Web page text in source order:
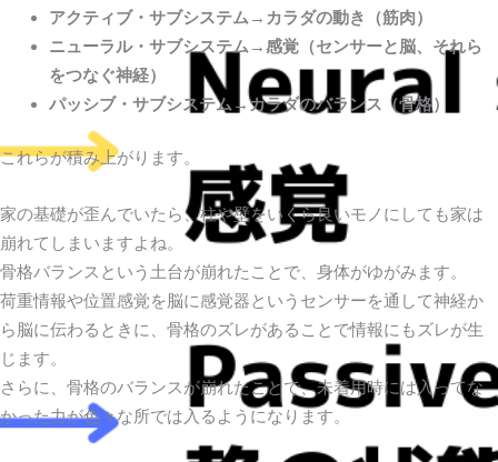
アクティブ・サブシステム→カラダの動き（筋肉）
ニューラル・サブシステム→感覚（センサーと脳、それら
をつなぐ神経）
パッシブ・サブシステム→カラダのバランス（骨格）
これらが積み上がります。
家の基礎が歪んでいたら、柱や壁をいくら良いモノにしても家は
崩れてしまいますよね。
骨格バランスという土台が崩れたことで、身体がゆがみます。
荷重情報や位置感覚を脳に感覚器というセンサーを通して神経か
ら脳に伝わるときに、骨格のズレがあることで情報にもズレが生
じます。
さらに、骨格のバランスが崩れたことで、未着用時には入ってな
かった力が色々な所では入るようになります。